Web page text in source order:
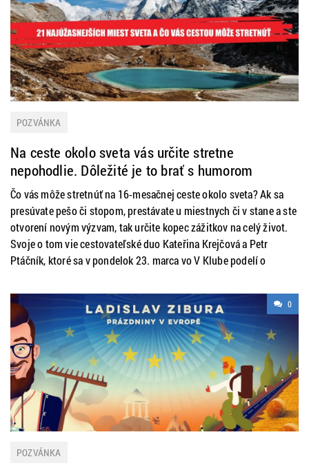
POZVÁNKA
Na ceste okolo sveta vás určite stretne
nepohodlie. Dôležité je to brať s humorom
Čo vás môže stretnúť na 16-mesačnej ceste okolo sveta? Ak sa
presúvate pešo či stopom, prestávate u miestnych či v stane a ste
otvorení novým výzvam, tak určite kopec zážitkov na celý život.
Svoje o tom vie cestovateľské duo Kateřina Krejčová a Petr
Ptáčník, ktoré sa v pondelok 23. marca vo V Klube podelí o
0
POZVÁNKA